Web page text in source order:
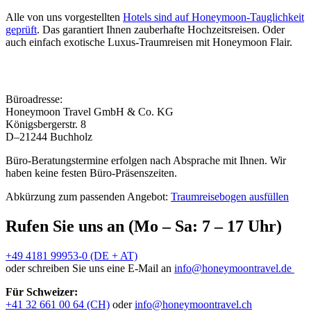
Alle von uns vorgestellten Hotels sind auf Honeymoon-Tauglichkeit
geprüft. Das garantiert Ihnen zauberhafte Hochzeitsreisen. Oder
auch einfach exotische Luxus-Traumreisen mit Honeymoon Flair.
Büroadresse:
Honeymoon Travel GmbH & Co. KG
Königsbergerstr. 8
D–21244 Buchholz
Büro-Beratungstermine erfolgen nach Absprache mit Ihnen. Wir
haben keine festen Büro-Präsenszeiten.
Abkürzung zum passenden Angebot: Traumreisebogen ausfüllen
Rufen Sie uns an (Mo – Sa: 7 – 17 Uhr)
+49 4181 99953-0 (DE + AT)
oder schreiben Sie uns eine E-Mail an info@honeymoontravel.de
Für Schweizer:
+41 32 661 00 64 (CH) oderinfo@honeymoontravel.ch